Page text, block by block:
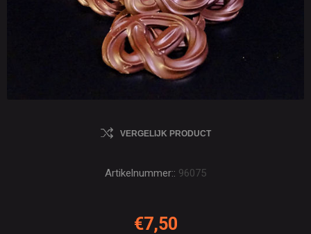
VERGELIJK PRODUCT
Artikelnummer:: 96075
€7,50